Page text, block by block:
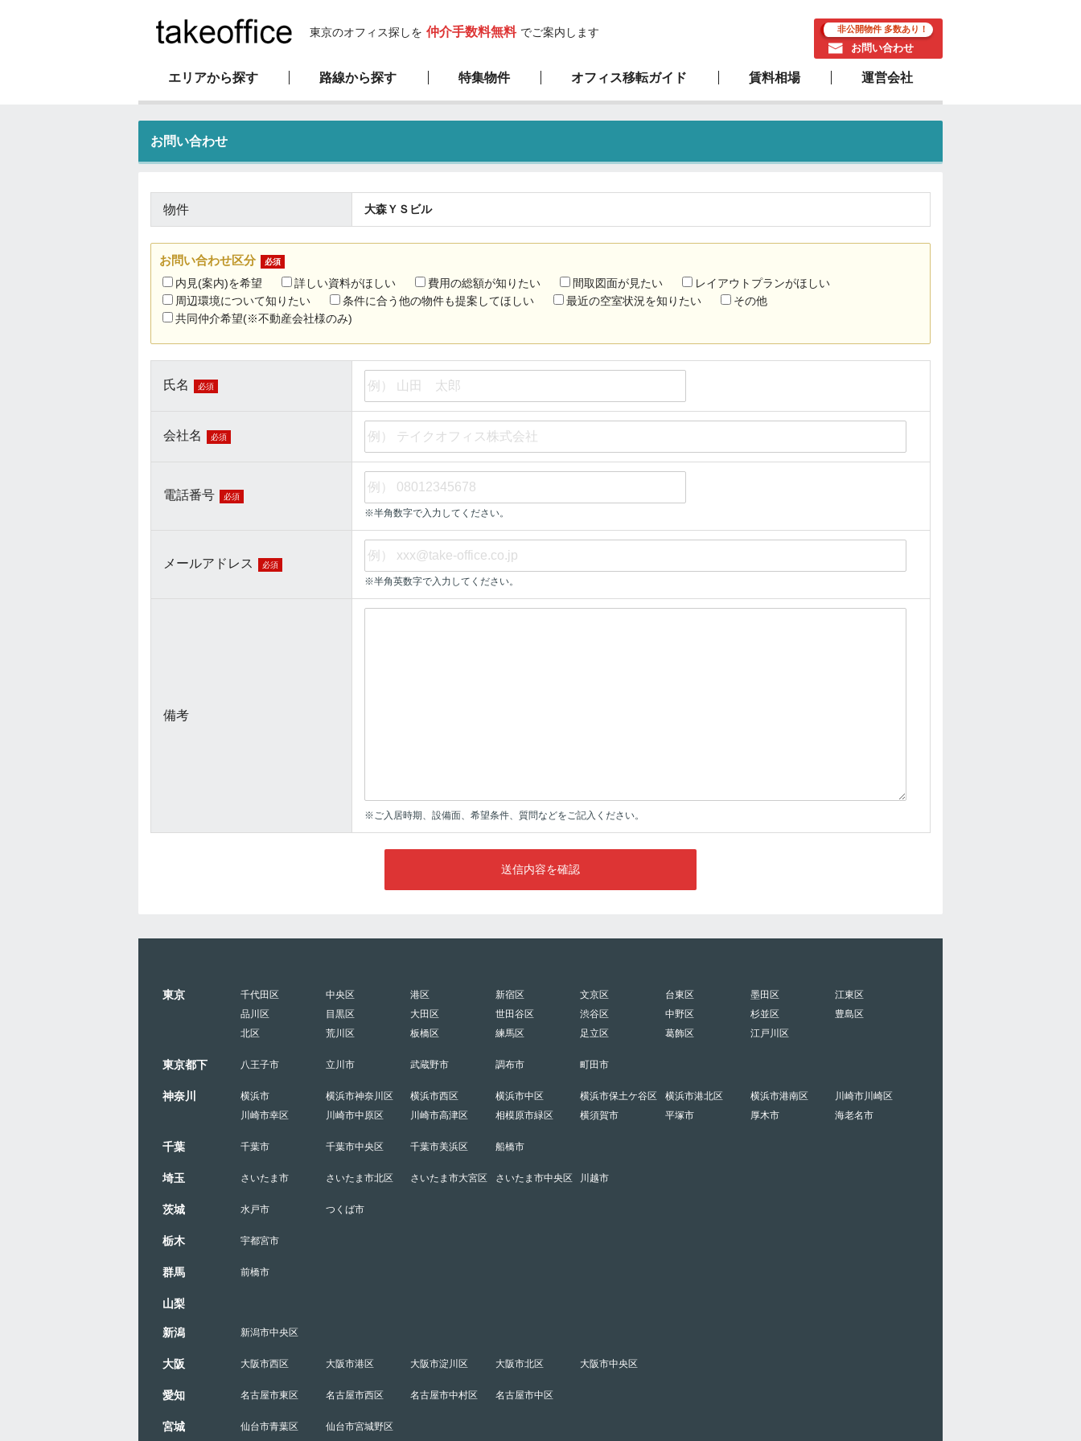
東京のオフィス探しを 仲介手数料無料 でご案内します 非公開物件 多数あり！
お問い合わせ
エリアから探す 路線から探す 特集物件
新耐震基準物件 高層ビル物件 新築物件 駅近物件
オフィス移転ガイド
オフィス移転マニュアル サービスの流れ
賃料相場 運営会社
会社概要
弊社の特徴
お問い合わせ
物件 大森ＹＳビル
お問い合わせ区分 必須
内見(案内)を希望 詳しい資料がほしい 費用の総額が知りたい 間取図面が見たい
レイアウトプランがほしい
周辺環境について知りたい
条件に合う他の物件も提案してほしい 最近の空室状況を知りたい
その他
共同仲介希望(※不動産会社様のみ)
氏名 必須
会社名 必須
電話番号 必須
※半角数字で入力してください。
メールアドレス 必須
※半角英数字で入力してください。
備考
※ご入居時期、設備面、希望条件、質問などをご記入ください。
送信内容を確認
東京 千代田区 中央区 港区 新宿区 文京区 台東区 墨田区
江東区
品川区
目黒区 大田区 世田谷区 渋谷区 中野区 杉並区
豊島区
北区
荒川区 板橋区 練馬区 足立区 葛飾区 江戸川区
東京都下 八王子市 立川市 武蔵野市 調布市 町田市
神奈川 横浜市 横浜市神奈川区 横浜市西区 横浜市中区 横浜市保土ケ谷区 横浜市港北区 横浜市港南区
川崎市川崎区
川崎市幸区
川崎市中原区 川崎市高津区 相模原市緑区 横須賀市 平塚市 厚木市 海老名市
千葉 千葉市 千葉市中央区 千葉市美浜区 船橋市
埼玉 さいたま市 さいたま市北区 さいたま市大宮区 さいたま市中央区 川越市
茨城 水戸市 つくば市
栃木 宇都宮市
群馬 前橋市
山梨
新潟 新潟市中央区
大阪 大阪市西区 大阪市港区 大阪市淀川区 大阪市北区 大阪市中央区
愛知 名古屋市東区 名古屋市西区 名古屋市中村区 名古屋市中区
宮城 仙台市青葉区 仙台市宮城野区